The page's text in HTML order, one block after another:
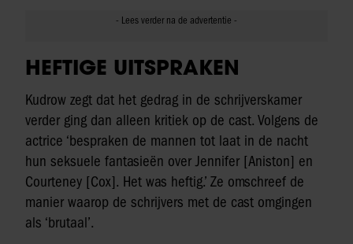
HEFTIGE UITSPRAKEN
Kudrow zegt dat het gedrag in de schrijverskamer
verder ging dan alleen kritiek op de cast. Volgens de
actrice ‘bespraken de mannen tot laat in de nacht
hun seksuele fantasieën over Jennifer [Aniston] en
Courteney [Cox]. Het was heftig.’ Ze omschreef de
manier waarop de schrijvers met de cast omgingen
als ‘brutaal’.